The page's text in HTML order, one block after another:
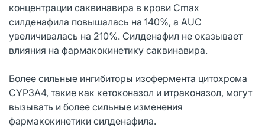
концентрации саквинавира в крови Cmax
силденафила повышалась на 140%, a AUC
увеличивалась на 210%. Силденафил не оказывает
влияния на фармакокинетику саквинавира.
Более сильные ингибиторы изофермента цитохрома
CYP3A4, такие как кетоконазол и итраконазол, могут
вызывать и более сильные изменения
фармакокинетики силденафила.